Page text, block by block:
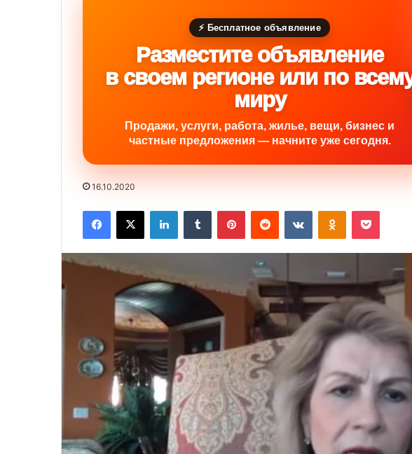
⚡ Бесплатное объявление
Разместите объявление
в своем регионе или по
миру
Продажи, услуги, работа, жилье, вещи, бизнес и
частные предложения — начните уже сегодня.
16.10.2020